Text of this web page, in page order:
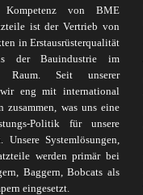
Kompetenz von BME
ist der Vertrieb von
in Erstausrüsterqualität
der Bauindustrie im
Raum. Seit unserer
eng mit international
zusammen, was uns eine
Politik für unsere
Systemlösungen,
werden primär bei
Baggern, Bobcats als
eingesetzt.